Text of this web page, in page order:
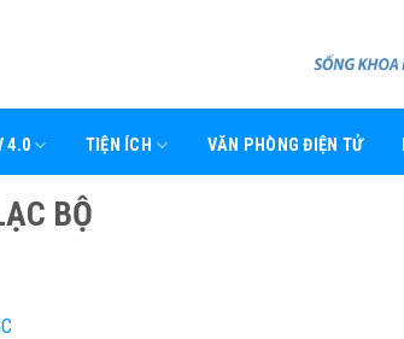
4.0 TIỆN ÍCH VĂN PHÒNG ĐIỆN TỬ
BỘ